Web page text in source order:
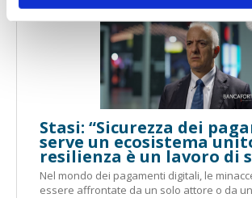
Stasi: “Sicurezza dei
serve un ecosistema
resilienza è un lavoro di
Nel mondo dei pagamenti digitali, le
essere affrontate da un solo attore o da